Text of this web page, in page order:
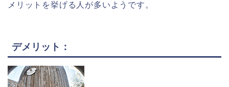
メリットを挙げる人が多いようです。
デメリット：